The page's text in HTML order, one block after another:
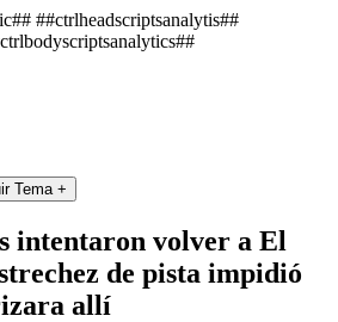
##ctrlheadscriptsanalytis##
Tema +
intentaron volver a El
de pista impidió
allí